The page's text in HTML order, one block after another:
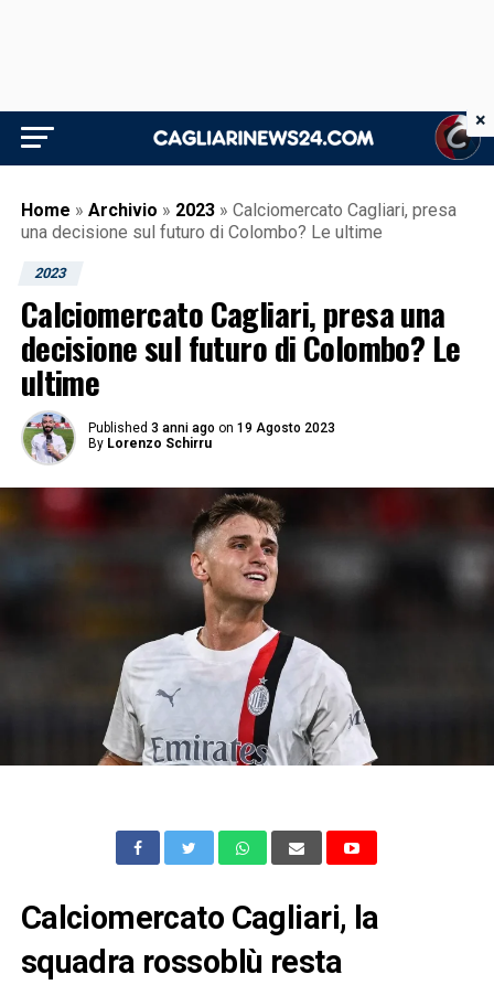
Home » Archivio » 2023 » Calciomercato Cagliari, presa
una decisione sul futuro di Colombo? Le ultime
2023
Calciomercato Cagliari, presa una
decisione sul futuro di Colombo? Le
ultime
Published 3 anni ago on 19 Agosto 2023
By Lorenzo Schirru
Calciomercato Cagliari, la
squadra rossoblù resta
×